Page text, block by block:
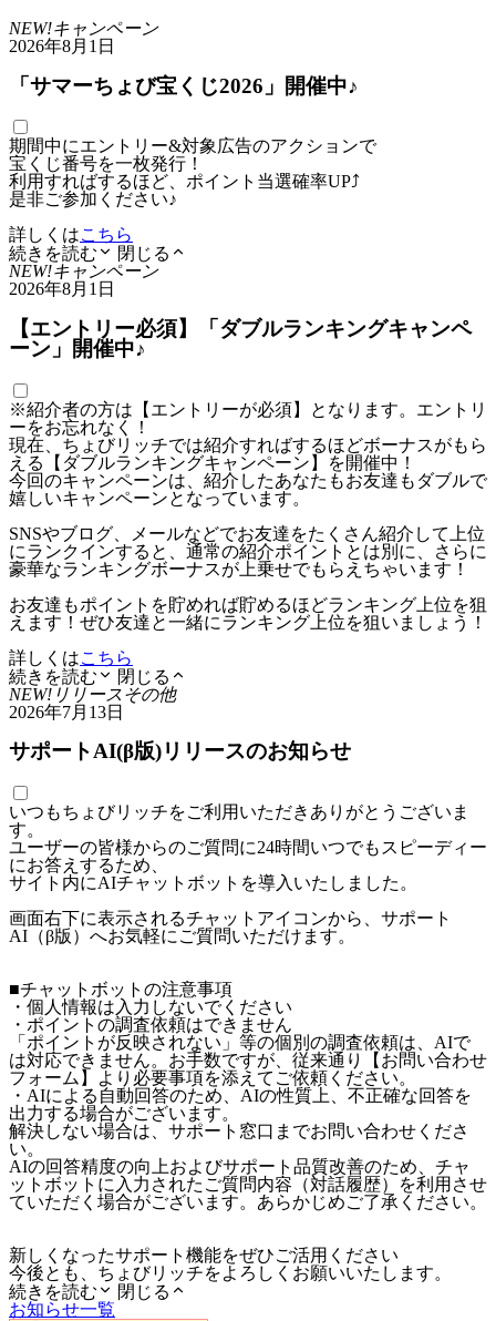
NEW!キャンペーン
2026年8月1日
「サマーちょび宝くじ2026」開催中♪
期間中にエントリー&対象広告のアクションで
宝くじ番号を一枚発行！
利用すればするほど、ポイント当選確率UP⤴
是非ご参加ください♪
詳しくはこちら
続きを読む
閉じる
NEW!キャンペーン
2026年8月1日
【エントリー必須】「ダブルランキングキャンペ
ーン」開催中♪
※紹介者の方は【エントリーが必須】となります。エントリ
ーをお忘れなく！
現在、ちょびリッチでは紹介すればするほどボーナスがもら
える【ダブルランキングキャンペーン】を開催中！
今回のキャンペーンは、紹介したあなたもお友達もダブルで
嬉しいキャンペーンとなっています。
SNSやブログ、メールなどでお友達をたくさん紹介して上位
にランクインすると、通常の紹介ポイントとは別に、さらに
豪華なランキングボーナスが上乗せでもらえちゃいます！
お友達もポイントを貯めれば貯めるほどランキング上位を狙
えます！ぜひ友達と一緒にランキング上位を狙いましょう！
詳しくはこちら
続きを読む
閉じる
NEW! リリースその他
2026年7月13日
サポートAI(β版)リリースのお知らせ
いつもちょびリッチをご利用いただきありがとうございま
す。
ユーザーの皆様からのご質問に24時間いつでもスピーディー
にお答えするため、
サイト内にAIチャットボットを導入いたしました。
画面右下に表示されるチャットアイコンから、サポート
AI（β版）へお気軽にご質問いただけます。
■チャットボットの注意事項
・個人情報は入力しないでください
・ポイントの調査依頼はできません
「ポイントが反映されない」等の個別の調査依頼は、AIで
は対応できません。お手数ですが、従来通り【お問い合わせ
フォーム】より必要事項を添えてご依頼ください。
・AIによる自動回答のため、AIの性質上、不正確な回答を
出力する場合がございます。
解決しない場合は、サポート窓口までお問い合わせくださ
い。
AIの回答精度の向上およびサポート品質改善のため、チャ
ットボットに入力されたご質問内容（対話履歴）を利用させ
ていただく場合がございます。あらかじめご了承ください。
新しくなったサポート機能をぜひご活用ください
今後とも、ちょびリッチをよろしくお願いいたします。
続きを読む
閉じる
お知らせ一覧